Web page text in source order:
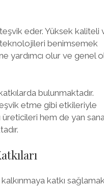
eder. Yüksek kaliteli
benimsemek
yardımcı olur ve genel
bulunmaktadır.
etme gibi etkileriyle
hem de yan
katkı